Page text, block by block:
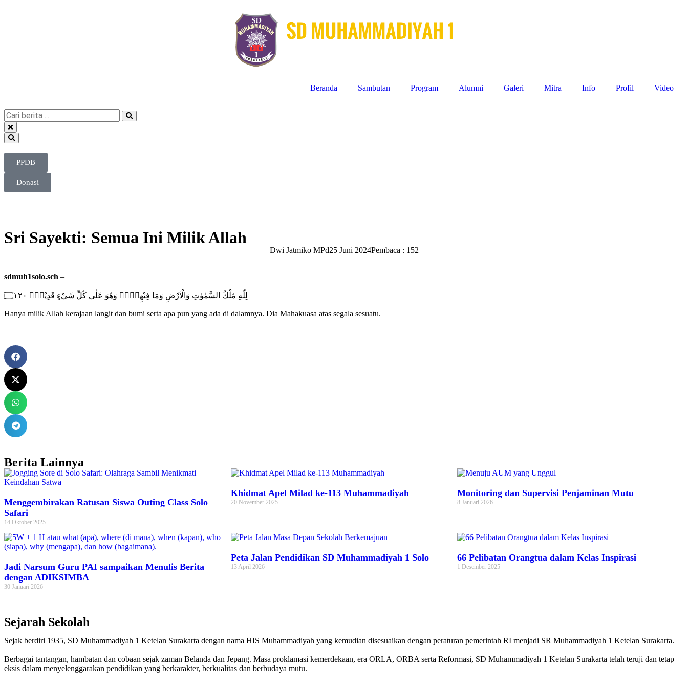
Beranda Sambutan Program Alumni Galeri Mitra Info Profil Video
PPDB
Donasi
Sri Sayekti: Semua Ini Milik Allah
Dwi Jatmiko MPd25 Juni 2024Pembaca : 152
sdmuh1solo.sch –
لِلّٰهِ مُلْكُ السَّمٰوٰتِ وَالْاَرْضِ وَمَا فِيْهِنَّۗ وَهُوَ عَلٰى كُلِّ شَيْءٍ قَدِيْرٌࣖ ۝١٢٠
Hanya milik Allah kerajaan langit dan bumi serta apa pun yang ada di dalamnya. Dia Mahakuasa atas segala sesuatu.
Berita Lainnya
Menggembirakan Ratusan Siswa Outing Class Solo
Safari
14 Oktober 2025
Khidmat Apel Milad ke-113 Muhammadiyah
20 November 2025
Monitoring dan Supervisi Penjaminan Mutu
8 Januari 2026
Jadi Narsum Guru PAI sampaikan Menulis Berita
dengan ADIKSIMBA
30 Januari 2026
Peta Jalan Pendidikan SD Muhammadiyah 1 Solo
13 April 2026
66 Pelibatan Orangtua dalam Kelas Inspirasi
1 Desember 2025
Sejarah Sekolah
Sejak berdiri 1935, SD Muhammadiyah 1 Ketelan Surakarta dengan nama HIS Muhammadiyah yang kemudian disesuaikan dengan peraturan pemerintah RI menjadi SR Muhammadiyah 1 Ketelan Surakarta.
Berbagai tantangan, hambatan dan cobaan sejak zaman Belanda dan Jepang. Masa proklamasi kemerdekaan, era ORLA, ORBA serta Reformasi, SD Muhammadiyah 1 Ketelan Surakarta telah teruji dan tetap
eksis dalam menyelenggarakan pendidikan yang berkarakter, berkualitas dan berbudaya mutu.